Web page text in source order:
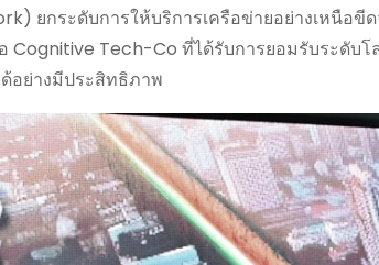
ยกระดับการให้บริการเครือข่ายอย่างเหนือขี
Cognitive Tech-Co ที่ได้รับการยอมรับระดับ
อย่างมีประสิทธิภาพ